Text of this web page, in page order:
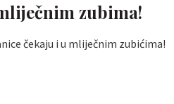
zubima!
čekaju i u mliječnim zubićima!